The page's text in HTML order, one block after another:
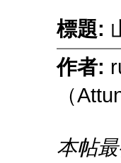
標題:
作者:
（
本帖